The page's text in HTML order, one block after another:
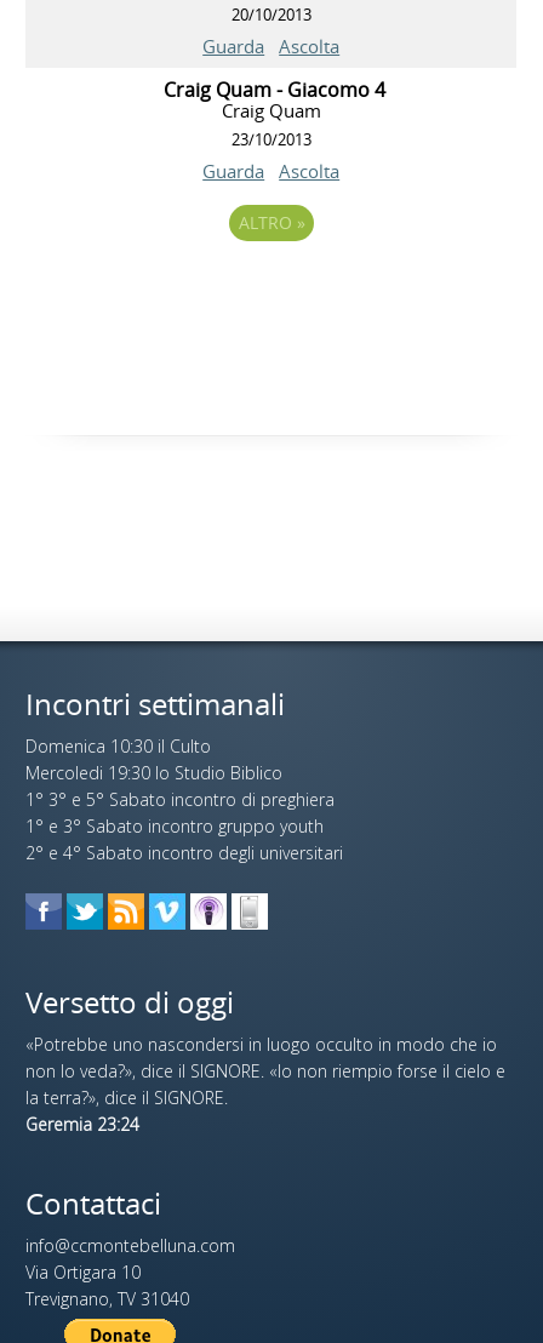
20/10/2013
Guarda Ascolta
Craig Quam - Giacomo 4
Craig Quam
23/10/2013
Guarda Ascolta
ALTRO »
Incontri settimanali
Domenica 10:30 il Culto
Mercoledi 19:30 lo Studio Biblico
1° 3° e 5° Sabato incontro di preghiera
1° e 3° Sabato incontro gruppo youth
2° e 4° Sabato incontro degli universitari
Versetto di oggi
«Potrebbe uno nascondersi in luogo occulto in modo che io
non lo veda?», dice il SIGNORE. «Io non riempio forse il cielo e
la terra?», dice il SIGNORE.
Geremia 23:24
Contattaci
info@ccmontebelluna.com
Via Ortigara 10
Trevignano, TV 31040